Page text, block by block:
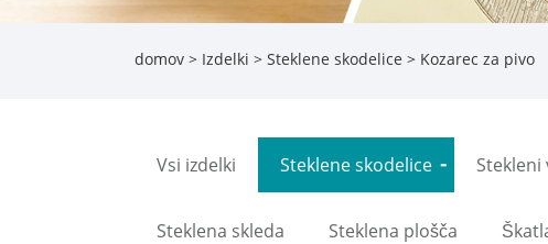
domov > Izdelki > Steklene skodelice > Kozarec za pivo
Vsi izdelki Steklene skodelice Stekleni
Steklena skleda Steklena plošča